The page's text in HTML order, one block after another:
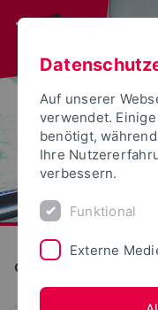
Career Service
Auf unserer
verwendet.
benötigt,
Ihre
verbessern.
Funktional
Externe